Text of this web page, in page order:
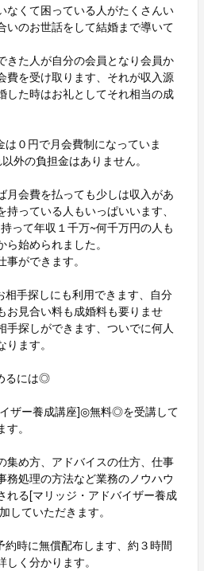
なくて困っている人がたくさんい
いのお世話をして結婚まで導いて
きた人が自分の会員となり会員か
費を受け取ります、それが収入源
した時はお礼としてそれ相当の成
０円で月会費制になっていま
外の負担金はありません。
月会費を払っても少しは収入があ
っている人もいっぱいいます、
って年収１千万~何千万円の人も
始められました。
ができます。
手探しにも利用できます、自分
お見合い料も成婚料も要りませ
手探しができます、ついでに何人
ます。
るには◎
ザー養成講座]◎無料◎を受講して
。
め方、アドバイスの仕方、仕事
務処理の方法など業務のノウハウ
れる[マリッジ・アドバイザー養成
していただきます。
時に無償配布します、約３時間
く分かります。